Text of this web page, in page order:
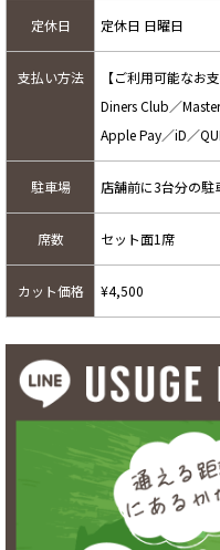
定休日 定休日 日曜日
支払い方法
【ご利用可能なお
Diners Club／
Apple Pay／iD／
駐車場 店舗前に3台分の
席数 セット面1席
カット価格 ¥4,500